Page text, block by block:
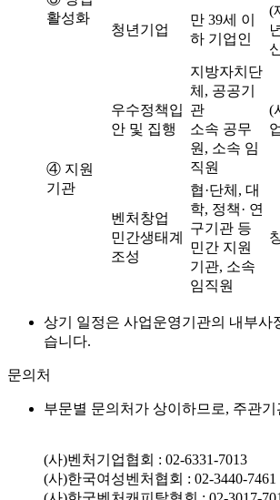
활성화
청년기업
만 39세 이
하 기업인
(
④ 지원
기관
우수정책입
안 및 집행
지방자치단
체, 공공기
관
소속 공무
원, 소속 임
직원
(
벤처창업
민간생태계
조성
협·단체, 대
학, 정책· 연
구기관 등
민간 지원
기관, 소속
임직원
상기 일정은 사업운영기관의 내부사
습니다.
문의처
부문별 문의처가 상이하므로, 주관기
(사)벤처기업협회 : 02-6331-7013
(사)한국여성벤처협회 : 02-3440-7461